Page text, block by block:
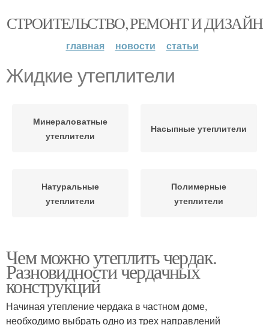
СТРОИТЕЛЬСТВО, РЕМОНТ И ДИЗАЙН
главная новости статьи
Жидкие утеплители
Минераловатные
утеплители
Насыпные утеплители
Натуральные
утеплители
Полимерные
утеплители
Чем можно утеплить чердак.
Разновидности чердачных
конструкций
Начиная утепление чердака в частном доме,
необходимо выбрать одно из трех направлений